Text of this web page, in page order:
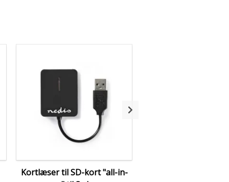
Kortlæser til SD-kort "all-in-